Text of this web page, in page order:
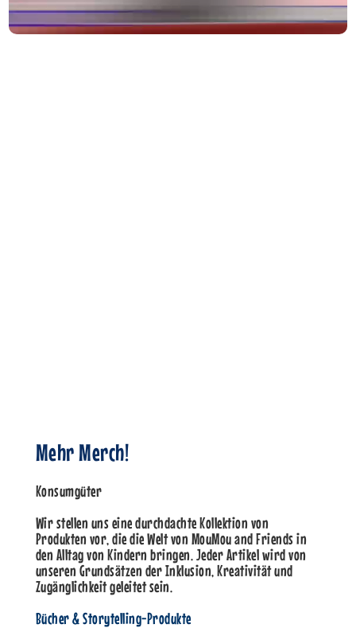
Mehr Merch!
Konsumgüter
Wir stellen uns eine durchdachte Kollektion von
Produkten vor, die die Welt von MouMou and Friends in
den Alltag von Kindern bringen. Jeder Artikel wird von
unseren Grundsätzen der Inklusion, Kreativität und
Zugänglichkeit geleitet sein.
Bücher & Storytelling-Produkte